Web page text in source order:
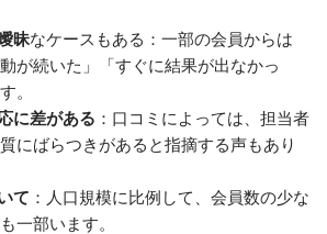
昧なケースもある：一部の会員からは
が続いた」「すぐに結果が出なかっ
。
に差がある ：口コミによっては、担当者
にばらつきがあると指摘する声もあり
て ：人口規模に比例して、会員数の少な
一部います。